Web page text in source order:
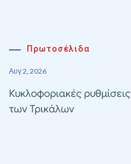
Πρωτοσέλιδα
Αυγ 2, 2026
Κυκλοφοριακές
των Τρικάλων